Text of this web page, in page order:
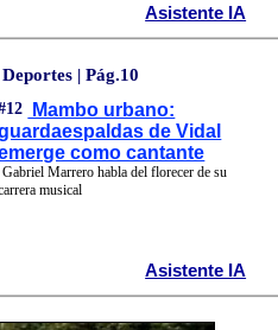
Asistente IA
Deportes | Pág.10
Mambo urbano:
de Vidal
como cantante
Gabriel Marrero habla del florecer de su
musical
Asistente IA